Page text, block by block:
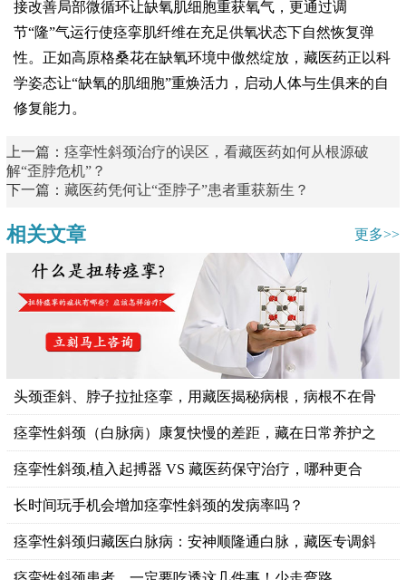
接改善局部微循环让缺氧肌细胞重获氧气，更通过调
节“隆”气运行使痉挛肌纤维在充足供氧状态下自然恢复弹
性。正如高原格桑花在缺氧环境中傲然绽放，藏医药正以科
学姿态让“缺氧的肌细胞”重焕活力，启动人体与生俱来的自
修复能力。
上一篇： 痉挛性斜颈治疗的误区，看藏医药如何从根源破
解“歪脖危机”？
下一篇： 藏医药凭何让“歪脖子”患者重获新生？
相关文章 更多>>
头颈歪斜、脖子拉扯痉挛，用藏医揭秘病根，病根不在骨
痉挛性斜颈（白脉病）康复快慢的差距，藏在日常养护之
痉挛性斜颈,植入起搏器 VS 藏医药保守治疗，哪种更合
长时间玩手机会增加痉挛性斜颈的发病率吗？
痉挛性斜颈归藏医白脉病：安神顺隆通白脉，藏医专调斜